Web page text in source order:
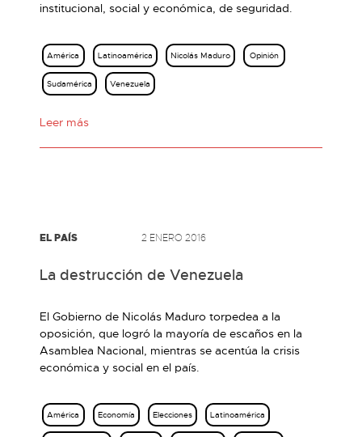
institucional, social y económica, de seguridad.
América Latinoamérica Nicolás Maduro Opinión
Sudamérica Venezuela
Leer más
EL PAÍS 2 ENERO 2016
La destrucción de Venezuela
El Gobierno de Nicolás Maduro torpedea a la
oposición, que logró la mayoría de escaños en la
Asamblea Nacional, mientras se acentúa la crisis
económica y social en el país.
América Economía Elecciones Latinoamérica